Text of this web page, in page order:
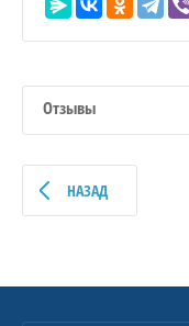
Отзывы
НАЗАД